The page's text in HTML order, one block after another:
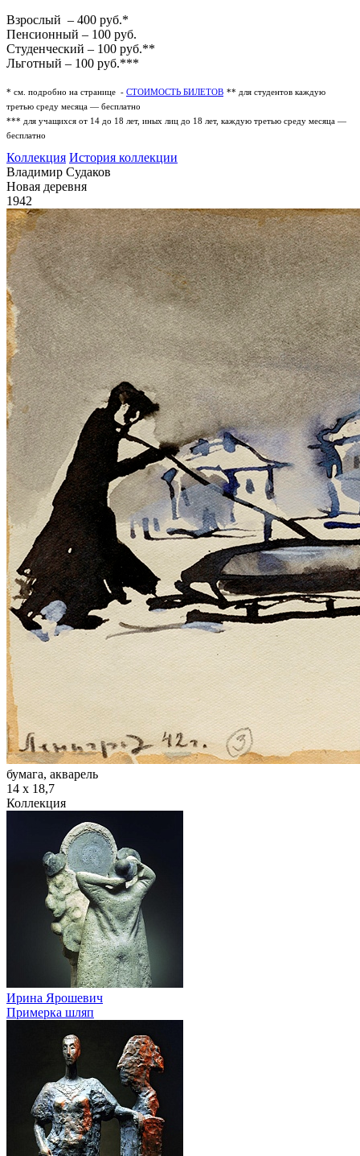
Взрослый – 400 руб.*
Пенсионный – 100 руб.
Студенческий – 100 руб.**
Льготный – 100 руб.***
* см. подробно на странице - СТОИМОСТЬ БИЛЕТОВ ** для студентов каждую
третью среду месяца — бесплатно
*** для учащихся от 14 до 18 лет, иных лиц до 18 лет, каждую третью среду месяца —
бесплатно
Коллекция История коллекции
Владимир Судаков
Новая деревня
1942
бумага, акварель
14 х 18,7
Коллекция
Ирина Ярошевич
Примерка шляп